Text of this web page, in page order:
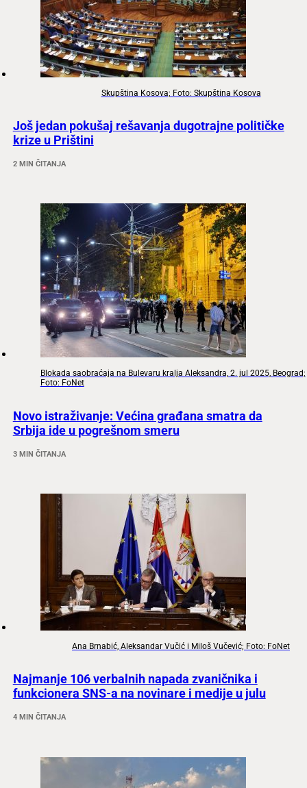
Skupština Kosova; Foto: Skupština Kosova
Još jedan pokušaj rešavanja dugotrajne političke
krize u Prištini
2 MIN ČITANJA
Blokada saobraćaja na Bulevaru kralja Aleksandra, 2. jul 2025, Beograd;
Foto: FoNet
Novo istraživanje: Većina građana smatra da
Srbija ide u pogrešnom smeru
3 MIN ČITANJA
Ana Brnabić, Aleksandar Vučić i Miloš Vučević; Foto: FoNet
Najmanje 106 verbalnih napada zvaničnika i
funkcionera SNS-a na novinare i medije u julu
4 MIN ČITANJA